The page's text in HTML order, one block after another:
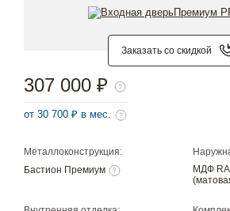
Заказать со скидкой
Металлоконструкция:
Бастион Премиум
МДФ
307 000 ₽
от 30 700 ₽ в мес.